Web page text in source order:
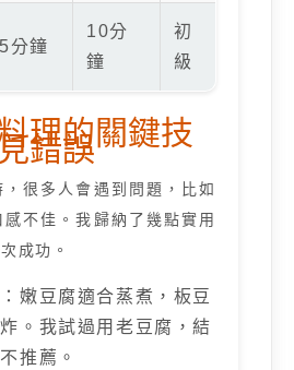
5分鐘
10分
鐘
初
級
理的關鍵技
錯誤
很多人會遇到問題，比如
不佳。我歸納了幾點實用
成功。
嫩豆腐適合蒸煮，板豆
。我試過用老豆腐，結
推薦。